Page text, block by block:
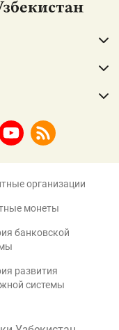
организации
монеты
банковской
развития
системы